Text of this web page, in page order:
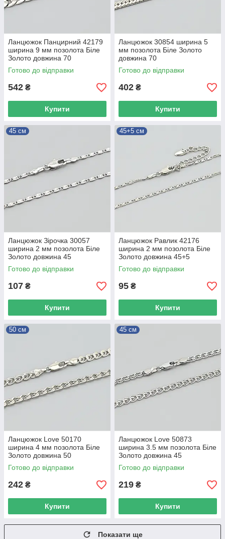
Ланцюжок Панцирний 42179
ширина 9 мм позолота Біле
Золото довжина 70
Готово до відправки
542 ₴
Купити
Ланцюжок 30854 ширина 5
мм позолота Біле Золото
довжина 70
Готово до відправки
402 ₴
Купити
45 см
Ланцюжок Зірочка 30057
ширина 2 мм позолота Біле
Золото довжина 45
Готово до відправки
107 ₴
Купити
45+5 см
Ланцюжок Равлик 42176
ширина 2 мм позолота Біле
Золото довжина 45+5
Готово до відправки
95 ₴
Купити
50 см
Ланцюжок Love 50170
ширина 4 мм позолота Біле
Золото довжина 50
Готово до відправки
242 ₴
Купити
45 см
Ланцюжок Love 50873
ширина 3.5 мм позолота Біле
Золото довжина 45
Готово до відправки
219 ₴
Купити
Показати ще